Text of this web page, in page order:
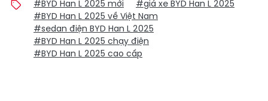
#BYD Han L 2025 mới
#giá xe BYD Han L 2025
#BYD Han L 2025 về Việt Nam
#sedan điện BYD Han L 2025
#BYD Han L 2025 chạy điện
#BYD Han L 2025 cao cấp